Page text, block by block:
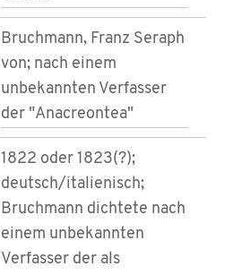
Bruchmann, Franz Seraph
von; nach einem
unbekannten Verfasser
der "Anacreontea"
1822 oder 1823(?);
deutsch/italienisch;
Bruchmann dichtete nach
einem unbekannten
Verfasser der als